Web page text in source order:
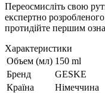
Переосмисліть свою
експертно
протидійте першим
Характеристики
Объем (мл) 150 ml
Бренд
GESKE
Країна
Німеччина